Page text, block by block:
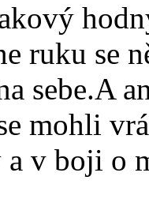
ruku se
sebe.A
mohli
a v boji o